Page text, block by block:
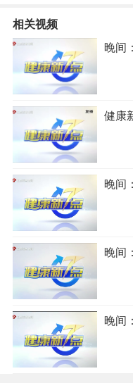
相关视频
晚间
健康
晚间
晚间
晚间